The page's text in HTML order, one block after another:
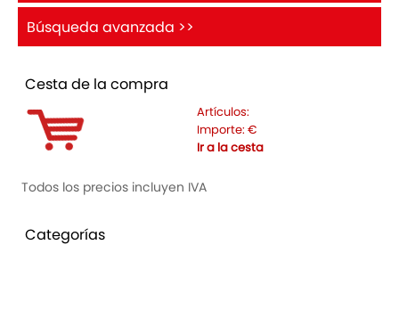
Búsqueda avanzada >>
Cesta de la compra
Artículos:
Importe: €
Ir a la cesta
Todos los precios incluyen IVA
Categorías